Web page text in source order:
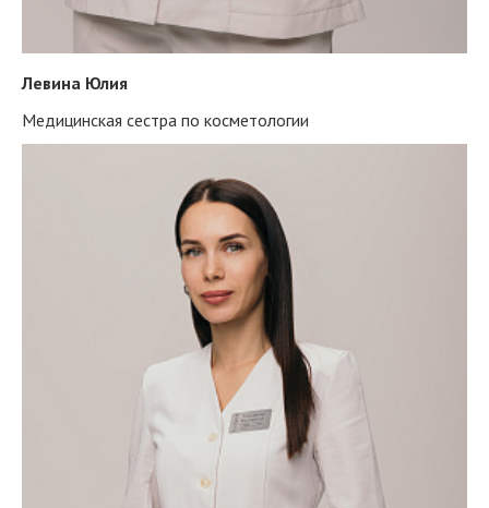
Левина Юлия
Медицинская сестра по косметологии